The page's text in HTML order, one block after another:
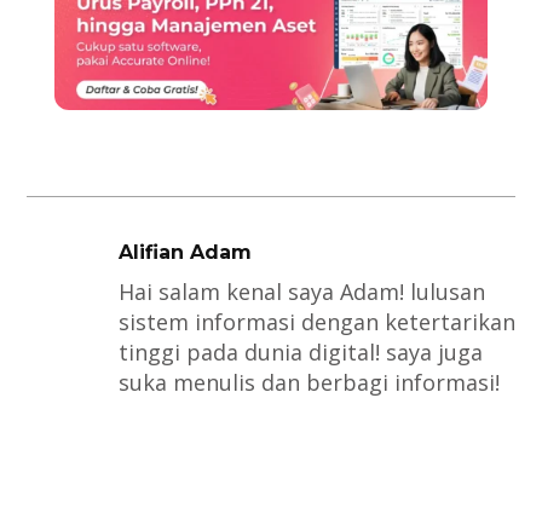
Alifian Adam
Hai salam kenal saya Adam! lulusan
sistem informasi dengan ketertarikan
tinggi pada dunia digital! saya juga
suka menulis dan berbagi informasi!